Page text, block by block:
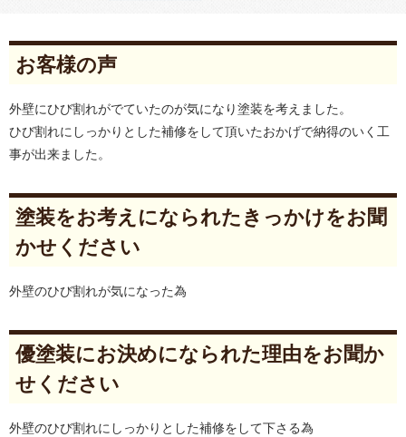
お客様の声
外壁にひび割れがでていたのが気になり塗装を考えました。
ひび割れにしっかりとした補修をして頂いたおかげで納得のいく工
事が出来ました。
塗装をお考えになられたきっかけをお聞
かせください
外壁のひび割れが気になった為
優塗装にお決めになられた理由をお聞か
せください
外壁のひび割れにしっかりとした補修をして下さる為